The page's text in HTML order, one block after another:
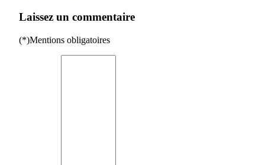
Laissez un commentaire
(*)Mentions obligatoires